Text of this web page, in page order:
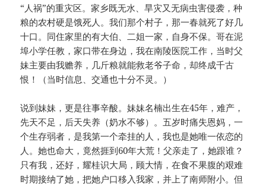
“人祸”的重灾区。家乡既无水、旱灾又无病虫害侵袭，种
粮的农村硬是饿死人。我们那个村子，那一春就死了好几
十口。同住家里的有大伯、二姐一家，自身不保。哥在泥
埠小学任教，家口带在身边，我在南陵医院工作，当时父
妹主要由我赡养，几斤粮就能救老爷子命，却终成千古
恨！（当时信息、交通也十分不灵。）
说到妹妹，更是往事辛酸。妹妹名楠出生在45年，难产，
先天不足，后天失养（奶水不够）。五岁时痛失恩妈，一
个生存弱者，是我第一个牵挂的人，我也是她唯一依恋的
人。她也命大，竟然捱到60年大荒！父亲走了，她跟谁？
只有我，还好，耀桂识大局，顾大情，在食不果腹的艰难
时期接纳了她，把她户口移入我家，并上了南师附小。但